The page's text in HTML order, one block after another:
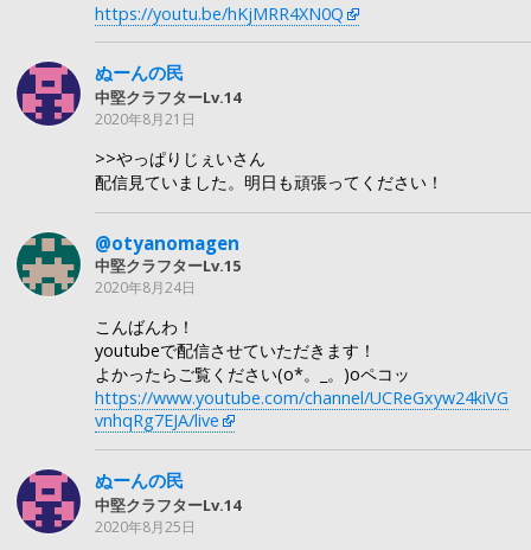
https://youtu.be/hKjMRR4XN0Q
ぬーんの民
中堅クラフターLv.14
2020年8月21日
>>やっぱりじぇいさん
配信見ていました。明日も頑張ってください！
@otyanomagen
中堅クラフターLv.15
2020年8月24日
こんばんわ！
youtubeで配信させていただきます！
よかったらご覧ください(o*。_。)oペコッ
https://www.youtube.com/channel/UCReGxyw24kiVG
vnhqRg7EJA/live
ぬーんの民
中堅クラフターLv.14
2020年8月25日